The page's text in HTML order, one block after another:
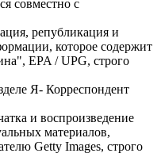
совместно с
републикация и
которое содержит
EPA / UPG, строго
Я- Корреспондент
и воспроизведение
материалов,
Getty Images, строго